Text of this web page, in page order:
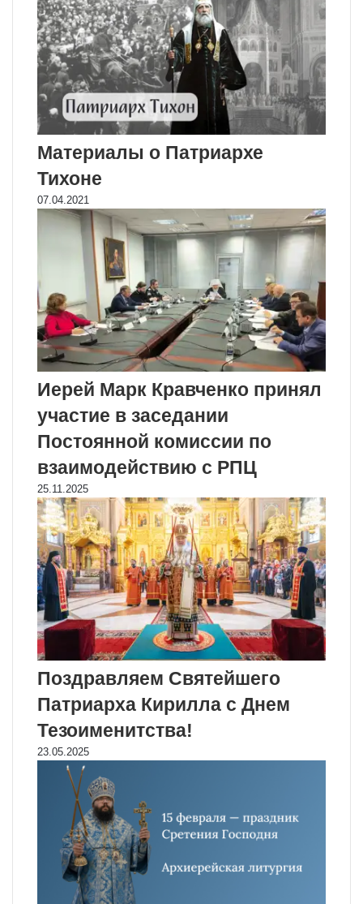
Материалы о Патриархе
Тихоне
07.04.2021
Иерей Марк Кравченко принял
участие в заседании
Постоянной комиссии по
взаимодействию с РПЦ
25.11.2025
Поздравляем Святейшего
Патриарха Кирилла с Днем
Тезоименитства!
23.05.2025